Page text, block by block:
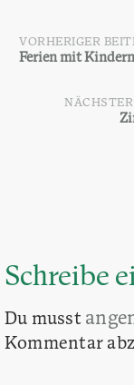
VORHERIGER
Ferien mit
Schreibe
Du musst
Kommentar